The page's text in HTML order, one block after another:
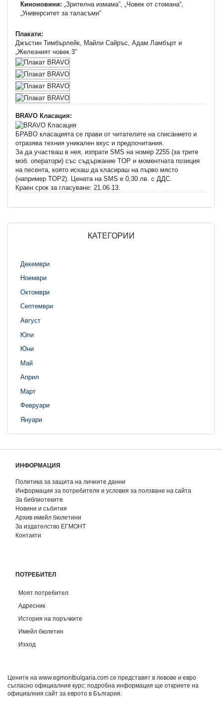
Киноновини: „Зрителна измама“, „Човек от стомана“,
„Университет за таласъми“
Плакати:
Джъстин Тимбърлейк, Майли Сайръс, Адам Ламбърт и
„Железният човек 3”
BRAVO Класация:
БРАВО класацията се прави от читателите на списанието и
отразява техния уникален вкус и предпочитания.
За да участваш в нея, изпрати SMS на номер 2255 (за трите
моб. оператори) със съдържание TOP и моментната позиция
на песента, която искаш да класираш на първо място
(например TOP2). Цената на SMS e 0,30 лв. с ДДС.
Краен срок за гласуване: 21.06.13.
КАТЕГОРИИ
Декември
Ноември
Октомври
Септември
Август
Юли
Юни
Май
Април
Март
Февруари
Януари
ИНФОРМАЦИЯ
Политика за защита на личните данни
Информация за потребителя и условия за ползване на сайта
За библиотеките
Новини и събития
Архив имейл бюлетини
За издателство ЕГМОНТ
Контакти
ПОТРЕБИТЕЛ
Моят потребител
Адресник
История на поръчките
Имейл бюлетин
Изход
Цените на www.egmontbulgaria.com се представят в левове и евро
съгласно официалния курс; подробна информация ще откриете на
официалния сайт за еврото в България